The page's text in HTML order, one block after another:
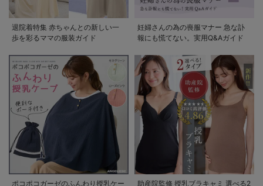
退院着特集 赤ちゃんとの新しい一
歩を彩るママの服装ガイド
妊婦さんの為の喪服マナー 急な訃
報にも慌てない。実用Q&Aガイド
ポコポコガーゼのふんわり授乳ケー
助産院監修 授乳ブラキャミ 選べる2